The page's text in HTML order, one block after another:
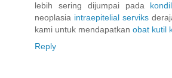
lebih sering dijumpai pada
neoplasia intraepitelial serviks
kami untuk mendapatkan obat kutil
Reply